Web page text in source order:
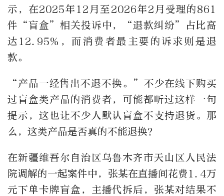
示，在2025年12月至2026年2月受理的861
件“盲盒”相关投诉中，“退款纠纷”占比高
达12.95%，而消费者最主要的诉求则是退
款。
“产品一经售出不退不换。”不少在线下购买
过盲盒类产品的消费者，可能都听过这样一句
提示，这也让不少人默认盲盒不支持退货。那
么，这类产品是否真的不能退换？
在新疆维吾尔自治区乌鲁木齐市天山区人民法
院调解的一起案件中，张某在直播间花费1.4万
元下单卡牌盲盒，主播代拆后，张某对结果不